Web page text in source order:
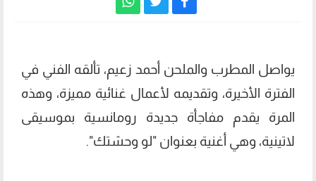
يواصل المطرب والملحن أحمد زعيم، تألقه الفني في
الفترة الأخيرة، وتقديمه لأعمال غنائية مميزة، وهذه
المرة يقدم مفاجأة جديدة رومانسية بموسيقى
لاتينية، وهي أغنية بعنوان "لو وحشتك".